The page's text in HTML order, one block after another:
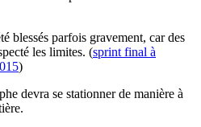
blessés parfois gravement, car des
les limites. (sprint final à
)
devra se stationner de manière à